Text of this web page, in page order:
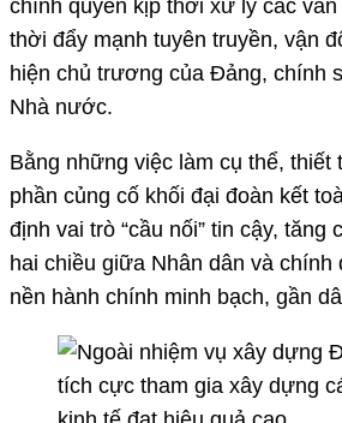
chính quyền kịp thời xử lý các
thời đẩy mạnh tuyên truyền, vận
hiện chủ trương của Đảng, chính
Nhà nước.
Bằng những việc làm cụ thể, thiết
phần củng cố khối đại đoàn kết
định vai trò “cầu nối” tin cậy,
hai chiều giữa Nhân dân và chính
nền hành chính minh bạch, gần